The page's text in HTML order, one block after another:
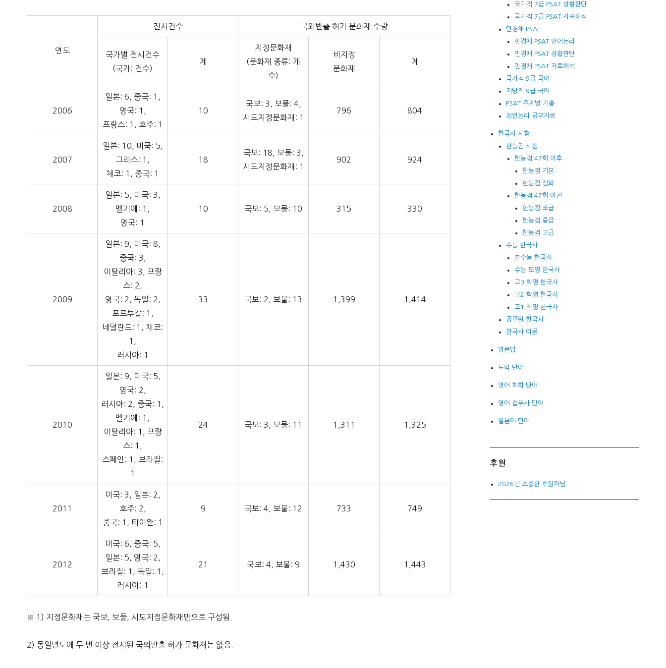
연도
전시건수 국외반출 허가 문화재 수량
국가별 전시건수
(국가: 건수)
계
지정문화재
(문화재 종류: 개
수)
비지정
문화재
계
2006
일본: 6, 중국: 1,
영국: 1,
프랑스: 1, 호주: 1
10
국보: 3, 보물: 4,
시도지정문화재: 1
796 804
2007
일본: 10, 미국: 5,
그리스: 1,
체코: 1, 중국: 1
18
국보: 18, 보물: 3,
시도지정문화재: 1
902 924
2008
일본: 5, 미국: 3,
벨기에: 1,
영국: 1
10 국보: 5, 보물: 10 315 330
2009
일본: 9, 미국: 8,
중국: 3,
이탈리아: 3, 프랑
스: 2,
영국: 2, 독일: 2,
포르투갈: 1,
네덜란드: 1, 체코:
1,
러시아: 1
33 국보: 2, 보물: 13 1,399 1,414
2010
일본: 9, 미국: 5,
영국: 2,
러시아: 2, 중국: 1,
벨기에: 1,
이탈리아: 1, 프랑
스: 1,
스페인: 1, 브라질:
1
24 국보: 3, 보물: 11 1,311 1,325
2011
미국: 3, 일본: 2,
호주: 2,
중국: 1, 타이완: 1
9 국보: 4, 보물: 12 733 749
2012
미국: 6, 중국: 5,
일본: 5, 영국: 2,
브라질: 1, 독일: 1,
러시아: 1
21 국보: 4, 보물: 9 1,430 1,443
※ 1) 지정문화재는 국보, 보물, 시도지정문화재만으로 구성됨.
2) 동일년도에 두 번 이상 전시된 국외반출 허가 문화재는 없음.
국가직 7급 PSAT 상황판단
국가직 7급 PSAT 자료해석
민경채 PSAT
민경채 PSAT 언어논리
민경채 PSAT 상황판단
민경채 PSAT 자료해석
국가직 9급 국어
지방직 9급 국어
PSAT 주제별 기출
정언논리 공부자료
한국사 시험
한능검 시험
한능검 47회 이후
한능검 기본
한능검 심화
한능검 47회 이전
한능검 초급
한능검 중급
한능검 고급
수능 한국사
본수능 한국사
수능 모평 한국사
고3 학평 한국사
고2 학평 한국사
고1 학평 한국사
공무원 한국사
한국사 이론
영문법
토익 단어
영어 회화 단어
영어 접두사 단어
일본어 단어
후원
2026년 소중한 후원자님